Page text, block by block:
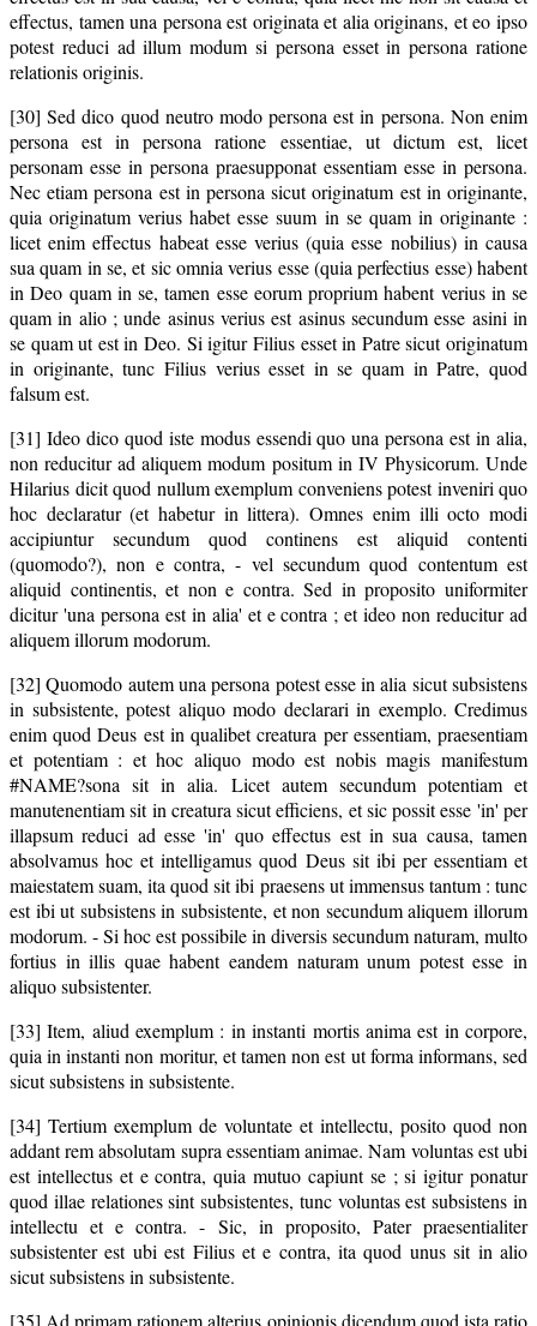
effectus, tamen una persona est originata et alia originans, et eo ipso
potest reduci ad illum modum si persona esset in persona ratione
relationis originis.
[30] Sed dico quod neutro modo persona est in persona. Non enim
persona est in persona ratione essentiae, ut dictum est, licet
personam esse in persona praesupponat essentiam esse in persona.
Nec etiam persona est in persona sicut originatum est in originante,
quia originatum verius habet esse suum in se quam in originante :
licet enim effectus habeat esse verius (quia esse nobilius) in causa
sua quam in se, et sic omnia verius esse (quia perfectius esse) habent
in Deo quam in se, tamen esse eorum proprium habent verius in se
quam in alio ; unde asinus verius est asinus secundum esse asini in
se quam ut est in Deo. Si igitur Filius esset in Patre sicut originatum
in originante, tunc Filius verius esset in se quam in Patre, quod
falsum est.
[31] Ideo dico quod iste modus essendi quo una persona est in alia,
non reducitur ad aliquem modum positum in IV Physicorum. Unde
Hilarius dicit quod nullum exemplum conveniens potest inveniri quo
hoc declaratur (et habetur in littera). Omnes enim illi octo modi
accipiuntur secundum quod continens est aliquid contenti
(quomodo?), non e contra, - vel secundum quod contentum est
aliquid continentis, et non e contra. Sed in proposito uniformiter
dicitur 'una persona est in alia' et e contra ; et ideo non reducitur ad
aliquem illorum modorum.
[32] Quomodo autem una persona potest esse in alia sicut subsistens
in subsistente, potest aliquo modo declarari in exemplo. Credimus
enim quod Deus est in qualibet creatura per essentiam, praesentiam
et potentiam : et hoc aliquo modo est nobis magis manifestum
#NAME?sona sit in alia. Licet autem secundum potentiam et
manutenentiam sit in creatura sicut efficiens, et sic possit esse 'in' per
illapsum reduci ad esse 'in' quo effectus est in sua causa, tamen
absolvamus hoc et intelligamus quod Deus sit ibi per essentiam et
maiestatem suam, ita quod sit ibi praesens ut immensus tantum : tunc
est ibi ut subsistens in subsistente, et non secundum aliquem illorum
modorum. - Si hoc est possibile in diversis secundum naturam, multo
fortius in illis quae habent eandem naturam unum potest esse in
aliquo subsistenter.
[33] Item, aliud exemplum : in instanti mortis anima est in corpore,
quia in instanti non moritur, et tamen non est ut forma informans, sed
sicut subsistens in subsistente.
[34] Tertium exemplum de voluntate et intellectu, posito quod non
addant rem absolutam supra essentiam animae. Nam voluntas est ubi
est intellectus et e contra, quia mutuo capiunt se ; si igitur ponatur
quod illae relationes sint subsistentes, tunc voluntas est subsistens in
intellectu et e contra. - Sic, in proposito, Pater praesentialiter
subsistenter est ubi est Filius et e contra, ita quod unus sit in alio
sicut subsistens in subsistente.
[35] Ad primam rationem alterius opinionis dicendum quod ista ratio